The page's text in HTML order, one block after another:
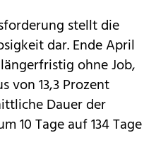
stellt die
dar. Ende April
ohne Job,
von 13,3 Prozent
Dauer der
10 Tage auf 134 Tage